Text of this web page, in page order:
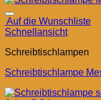
Auf die Wunschliste
Schnellansicht
Schreibtischlampen
Schreibtischlampe